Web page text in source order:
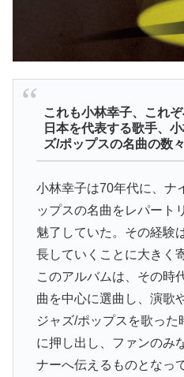
これも小林幸子、これ
日本を代表する歌手、
ズ/ポップスの名曲の数
小林幸子は70年代に、ナ
ップスの名曲をレパート
魅了していた。その経験
長していくことに大きく
このアルバムは、その時
曲を中心に選曲し、演歌
ジャズ/ポップスを歌っ
に押し出し、ファンのみ
ナーへ伝えるものとなっ